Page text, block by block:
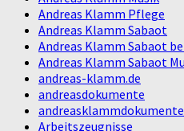
Andreas Klamm Pflege
Andreas Klamm Sabaot
Andreas Klamm Sabaot
Andreas Klamm Sabaot
andreas-klamm.de
andreasdokumente
andreasklammdokumente
Arbeitszeugnisse